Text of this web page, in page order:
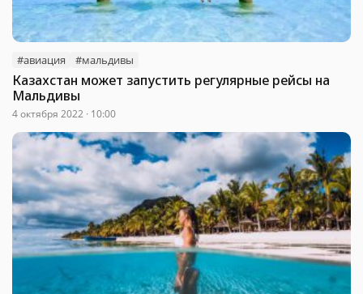
#авиация #мальдивы
Казахстан может запустить регулярные рейсы на
Мальдивы
4 октября 2022 · 10:00